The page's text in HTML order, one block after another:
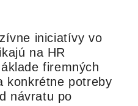
iniciatívy vo
na HR
firemných
konkrétne potreby
návratu po